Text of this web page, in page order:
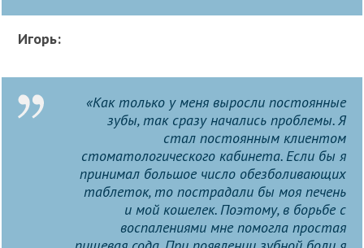
Игорь:
«Как только у меня выросли постоянные
зубы, так сразу начались проблемы. Я
стал постоянным клиентом
стоматологического кабинета. Если бы я
принимал большое число обезболивающих
таблеток, то пострадали бы моя печень
и мой кошелек. Поэтому, в борьбе с
воспалениями мне помогла простая